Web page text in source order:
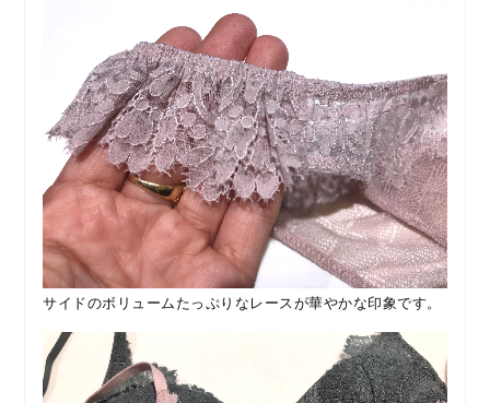
サイドのボリュームたっぷりなレースが華やかな印象です。